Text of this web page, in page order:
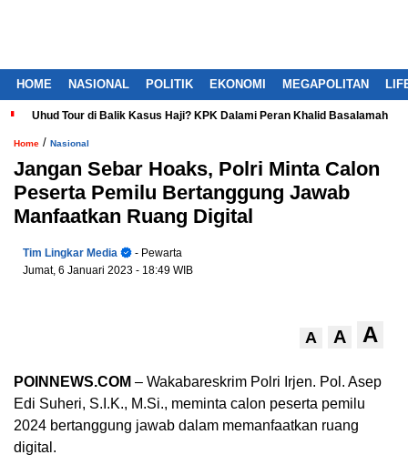
HOME NASIONAL POLITIK EKONOMI MEGAPOLITAN
Uhud Tour di Balik Kasus Haji? KPK Dalami Peran Khalid Basalamah
Home / Nasional
Jangan Sebar Hoaks, Polri Minta Calon
Peserta Pemilu Bertanggung Jawab
Manfaatkan Ruang Digital
Tim Lingkar Media
- Pewarta
Jumat, 6 Januari 2023 - 18:49 WIB
A A A
POINNEWS.COM – Wakabareskrim Polri Irjen. Pol. Asep
Edi Suheri, S.I.K., M.Si., meminta calon peserta pemilu
2024 bertanggung jawab dalam memanfaatkan ruang
digital.